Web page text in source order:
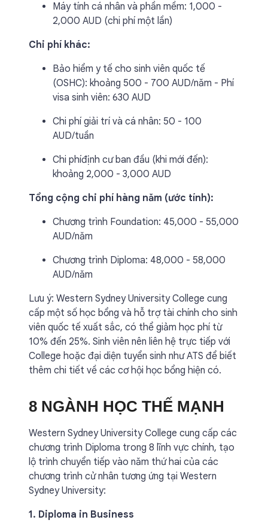
Máy tính cá nhân và phần mềm: 1,000 -
2,000 AUD (chi phí một lần)
Chi phí khác:
Bảo hiểm y tế cho sinh viên quốc tế
(OSHC): khoảng 500 - 700 AUD/năm - Phí
visa sinh viên: 630 AUD
Chi phí giải trí và cá nhân: 50 - 100
AUD/tuần
Chi phíđịnh cư ban đầu (khi mới đến):
khoảng 2,000 - 3,000 AUD
Tổng cộng chi phí hàng năm (ước tính):
Chương trình Foundation: 45,000 - 55,000
AUD/năm
Chương trình Diploma: 48,000 - 58,000
AUD/năm
Lưu ý: Western Sydney University College cung
cấp một số học bổng và hỗ trợ tài chính cho sinh
viên quốc tế xuất sắc, có thể giảm học phí từ
10% đến 25%. Sinh viên nên liên hệ trực tiếp với
College hoặc đại diện tuyển sinh như ATS để biết
thêm chi tiết về các cơ hội học bổng hiện có.
8 NGÀNH HỌC THẾ MẠNH
Western Sydney University College cung cấp các
chương trình Diploma trong 8 lĩnh vực chính, tạo
lộ trình chuyển tiếp vào năm thứ hai của các
chương trình cử nhân tương ứng tại Western
Sydney University:
1. Diploma in Business